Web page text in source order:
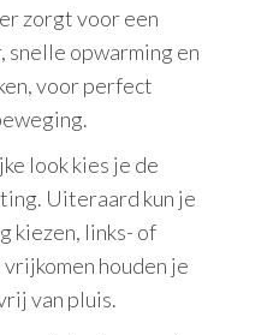
zorgt voor een
opwarming en
voor perfect
look kies je de
Uiteraard kun je
kiezen, links- of
houden je
van pluis.